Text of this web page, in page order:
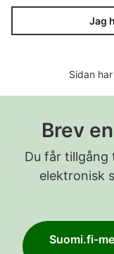
Jag
Sidan
Brev
Du får tillgång
elektronisk
Suomi.fi-